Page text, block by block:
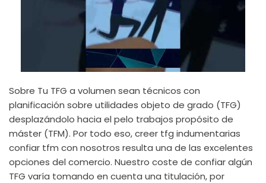
Sobre Tu TFG a volumen sean técnicos con
planificación sobre utilidades objeto de grado (TFG)
desplazándolo hacia el pelo trabajos propósito de
máster (TFM). Por todo eso, creer tfg indumentarias
confiar tfm con nosotros resulta una de las excelentes
opciones del comercio. Nuestro coste de confiar algún
TFG varía tomando en cuenta una titulación, por